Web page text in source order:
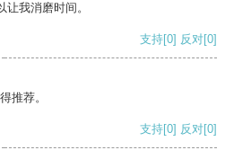
我消磨时间。
支持[0] 反对[0]
推荐。
支持[0] 反对[0]